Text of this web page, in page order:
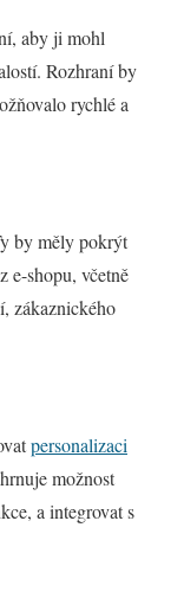
aby ji mohl
Rozhraní by
rychlé a
by měly pokrýt
e-shopu, včetně
zákaznického
personalizaci
možnost
a integrovat s